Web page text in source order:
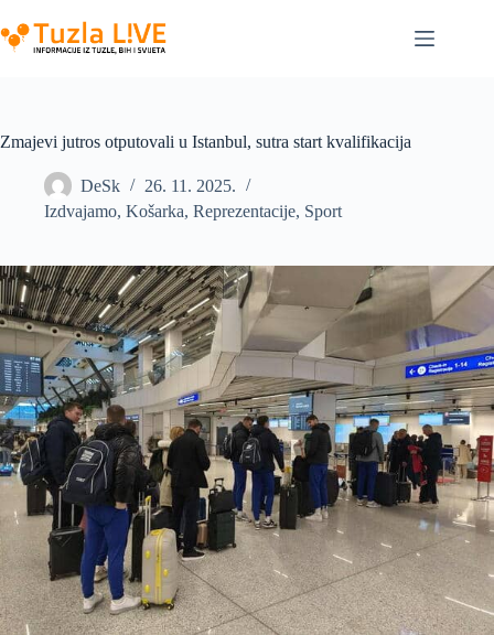
to
content
Zmajevi jutros otputovali u Istanbul, sutra start kvalifikacija
DeSk
26. 11. 2025.
Izdvajamo, Košarka, Reprezentacije, Sport